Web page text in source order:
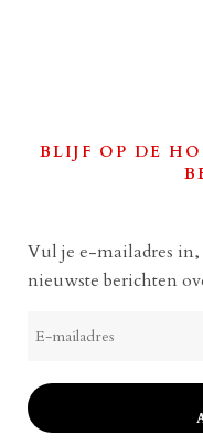
BLIJF OP DE
Vul je e-mailadres in,
nieuwste berichten
mailadres